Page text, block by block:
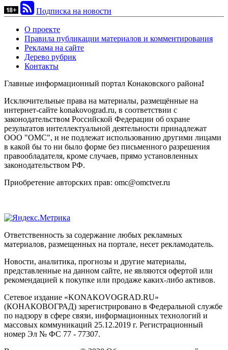
Подписка на новости
О проекте
Правила публикации материалов и комментирования
Реклама на сайте
Дерево рубрик
Контакты
Главные информационный портал Конаковского района!
Исключительные права на материалы, размещённые на
интернет-сайте konakovograd.ru, в соответствии с
законодательством Российской Федерации об охране
результатов интеллектуальной деятельности принадлежат
ООО "ОМС", и не подлежат использованию другими лицами
в какой бы то ни было форме без письменного разрешения
правообладателя, кроме случаев, прямо установленных
законодательством РФ.
Приобретение авторских прав: omc@omctver.ru
Ответственность за содержание любых рекламных
материалов, размещенных на портале, несет рекламодатель.
Новости, аналитика, прогнозы и другие материалы,
представленные на данном сайте, не являются офертой или
рекомендацией к покупке или продаже каких-либо активов.
Сетевое издание «KONAKOVOGRAD.RU»
(КОНАКОВОГРАД) зарегистрировано в Федеральной службе
по надзору в сфере связи, информационных технологий и
массовых коммуникаций 25.12.2019 г. Регистрационный
номер Эл № ФС 77 - 77307.